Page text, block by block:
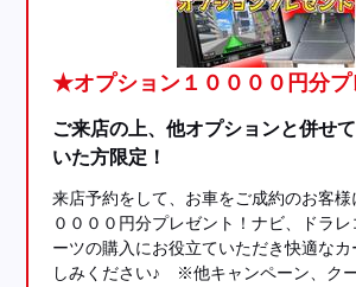
★オプション１００００円分
ご来店の上、他オプションと併せ
いた方限定！
来店予約をして、お車をご成約のお客様
００００円分プレゼント！ナビ、ドラ
ーツの購入にお役立ていただき快適な
しみください♪ ※他キャンペーン、ク